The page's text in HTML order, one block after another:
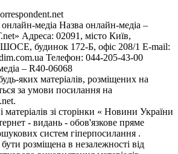
медіа Назва онлайн-медіа –
Адреса: 02091, місто Київ,
будинок 172-Б, офіс 208/1 E-mail:
Телефон: 044-205-43-00
– R40-06068
яких матеріалів, розміщених на
за умови посилання на
зі сторінки « Новини України
- видань - обов'язкове пряме
систем гіперпосилання .
розміщена в незалежності від